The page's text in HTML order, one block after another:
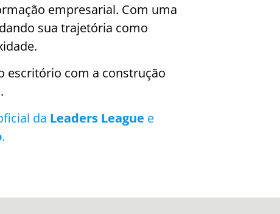
empresarial. Com uma
sua trajetória como
escritório com a construção
da Leaders League e
.